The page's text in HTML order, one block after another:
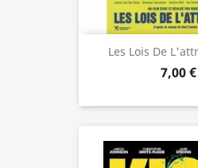
Les Lois De
7,00 €